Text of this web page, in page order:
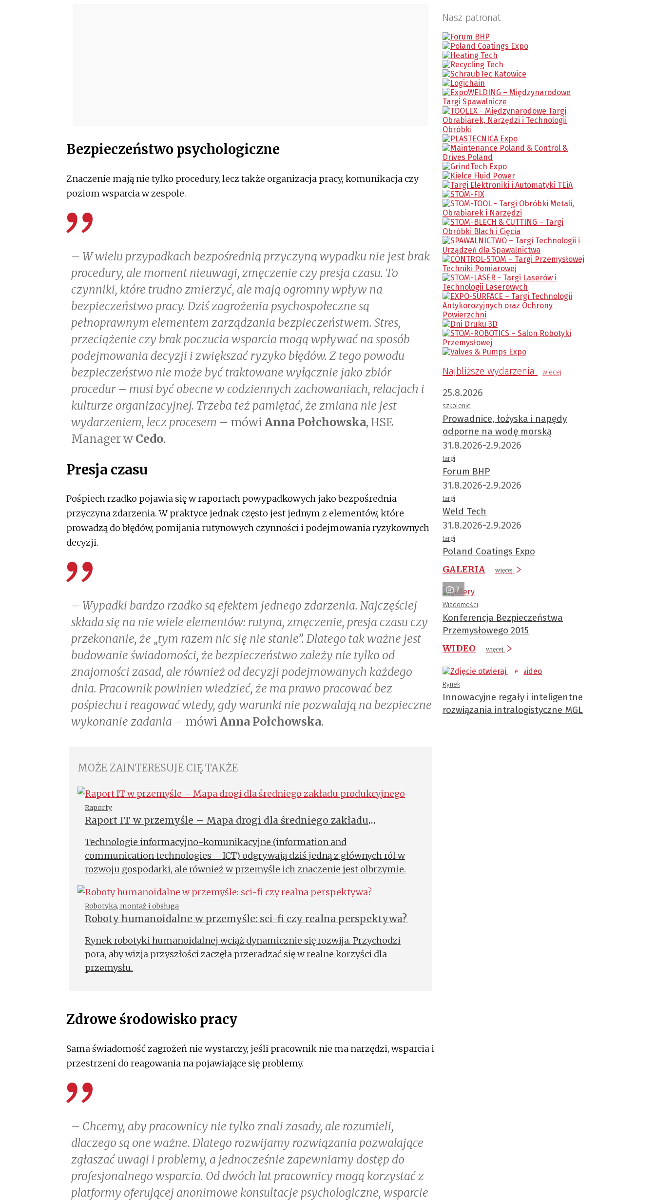
Bezpieczeństwo psychologiczne
Znaczenie mają nie tylko procedury, lecz także organizacja pracy, komunikacja czy
poziom wsparcia w zespole.
– W wielu przypadkach bezpośrednią przyczyną wypadku nie jest brak
procedury, ale moment nieuwagi, zmęczenie czy presja czasu. To
czynniki, które trudno zmierzyć, ale mają ogromny wpływ na
bezpieczeństwo pracy. Dziś zagrożenia psychospołeczne są
pełnoprawnym elementem zarządzania bezpieczeństwem. Stres,
przeciążenie czy brak poczucia wsparcia mogą wpływać na sposób
podejmowania decyzji i zwiększać ryzyko błędów. Z tego powodu
bezpieczeństwo nie może być traktowane wyłącznie jako zbiór
procedur – musi być obecne w codziennych zachowaniach, relacjach i
kulturze organizacyjnej. Trzeba też pamiętać, że zmiana nie jest
wydarzeniem, lecz procesem – mówi Anna Połchowska, HSE
Manager w Cedo.
Presja czasu
Pośpiech rzadko pojawia się w raportach powypadkowych jako bezpośrednia
przyczyna zdarzenia. W praktyce jednak często jest jednym z elementów, które
prowadzą do błędów, pomijania rutynowych czynności i podejmowania ryzykownych
decyzji.
– Wypadki bardzo rzadko są efektem jednego zdarzenia. Najczęściej
składa się na nie wiele elementów: rutyna, zmęczenie, presja czasu czy
przekonanie, że „tym razem nic się nie stanie”. Dlatego tak ważne jest
budowanie świadomości, że bezpieczeństwo zależy nie tylko od
znajomości zasad, ale również od decyzji podejmowanych każdego
dnia. Pracownik powinien wiedzieć, że ma prawo pracować bez
pośpiechu i reagować wtedy, gdy warunki nie pozwalają na bezpieczne
wykonanie zadania – mówi Anna Połchowska.
MOŻE ZAINTERESUJE CIĘ TAKŻE
Raporty
Raport IT w przemyśle – Mapa drogi dla średniego zakładu
Technologie informacyjno-komunikacyjne (information and
communication technologies – ICT) odgrywają dziś jedną z głównych ról w
rozwoju gospodarki, ale również w przemyśle ich znaczenie jest olbrzymie.
Robotyka, montaż i obsługa
Roboty humanoidalne w przemyśle: sci-fi czy realna perspektywa?
Rynek robotyki humanoidalnej wciąż dynamicznie się rozwija. Przychodzi
pora, aby wizja przyszłości zaczęła przeradzać się w realne korzyści dla
przemysłu.
Zdrowe środowisko pracy
Sama świadomość zagrożeń nie wystarczy, jeśli pracownik nie ma narzędzi, wsparcia i
przestrzeni do reagowania na pojawiające się problemy.
– Chcemy, aby pracownicy nie tylko znali zasady, ale rozumieli,
dlaczego są one ważne. Dlatego rozwijamy rozwiązania pozwalające
zgłaszać uwagi i problemy, a jednocześnie zapewniamy dostęp do
profesjonalnego wsparcia. Od dwóch lat pracownicy mogą korzystać z
platformy oferującej anonimowe konsultacje psychologiczne, wsparcie
Nasz patronat
Najbliższe wydarzenia wiecej
25.8.2026
szkolenie
Prowadnice, łożyska i napędy
odporne na wodę morską
31.8.2026-2.9.2026
targi
Forum BHP
31.8.2026-2.9.2026
targi
Weld Tech
31.8.2026-2.9.2026
targi
Poland Coatings Expo
GALERIA
więcej
7
Wiadomości
Konferencja Bezpieczeństwa
Przemysłowego 2015
WIDEO
więcej
Rynek
Innowacyjne regały i inteligentne
rozwiązania intralogistyczne MGL